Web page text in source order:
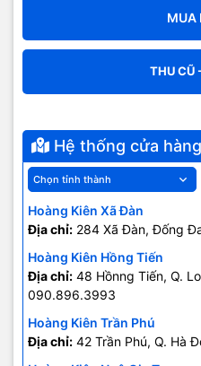
MUA
THU CŨ
Hệ thống cửa hàng
Hoàng Kiên Xã Đàn
Địa chỉ: 284 Xã Đàn, Đống
Hoàng Kiên Hồng Tiến
Địa chỉ: 48 Hồnng Tiến, Q.
090.896.3993
Hoàng Kiên Trần Phú
Địa chỉ: 42 Trần Phú, Q. Hà